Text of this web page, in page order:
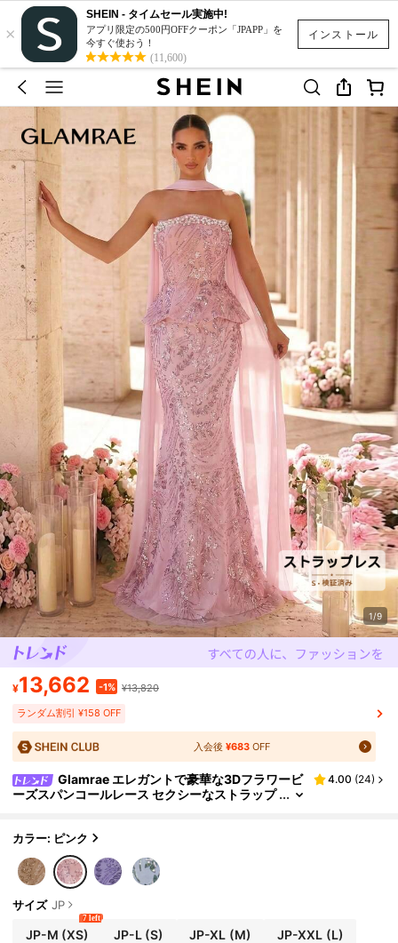
インストール
×
SHEIN - タイムセール実施中!
アプリ限定の500円OFFクーポン「JPAPP」を
今すぐ使おう！
(11,600)
1/9
¥13,662 -1% ¥13,820
ランダム割引 ¥158 OFF
入会後 ¥683OFF
Glamrae エレガントで豪華な3Dフラワービ
ーズスパンコールレース セクシーなストラップ
ーイブニングパーティー用 (ヘビーデコラティブス
4.00 (24)
カラー: ピンク
サイズ JP
JP-M (XS)
7 left
JP-L (S) JP-XL (M) JP-XXL (L)